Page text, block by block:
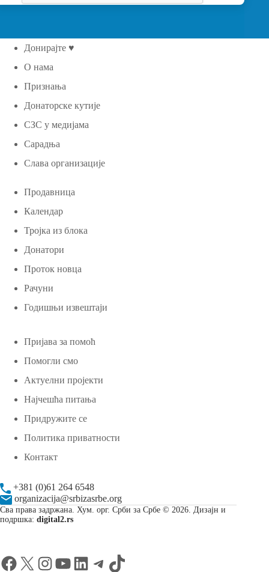
Донирајте ♥
О нама
Признања
Донаторске кутије
СЗС у медијама
Сарадња
Слава организације
Продавница
Календар
Тројка из блока
Донатори
Проток новца
Рачуни
Годишњи извештаји
Пријава за помоћ
Помогли смо
Актуелни пројекти
Најчешћа питања
Придружите се
Политика приватности
Контакт
+381 (0)61 264 6548
organizacija@srbizasrbe.org
Сва права задржана. Хум. орг. Срби за Србе © 2026. Дизајн и
подршка: digital2.rs
Facebook
X Instagram
YouTube
LinkedIn
Telegram
TikTok